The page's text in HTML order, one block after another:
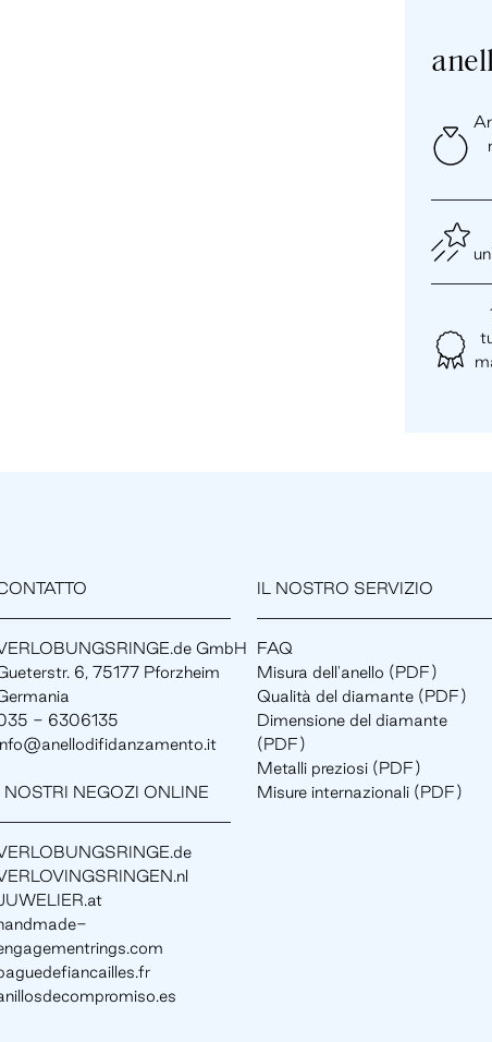
GmbH
6, 75177 Pforzheim
- 6306135
NOSTRI NEGOZI ONLINE
IL NOSTRO SERVIZIO
FAQ
Misura dell'anello (PDF)
Qualità del diamante (PDF)
Dimensione del diamante
(PDF)
Metalli preziosi (PDF)
Misure internazionali (PDF)